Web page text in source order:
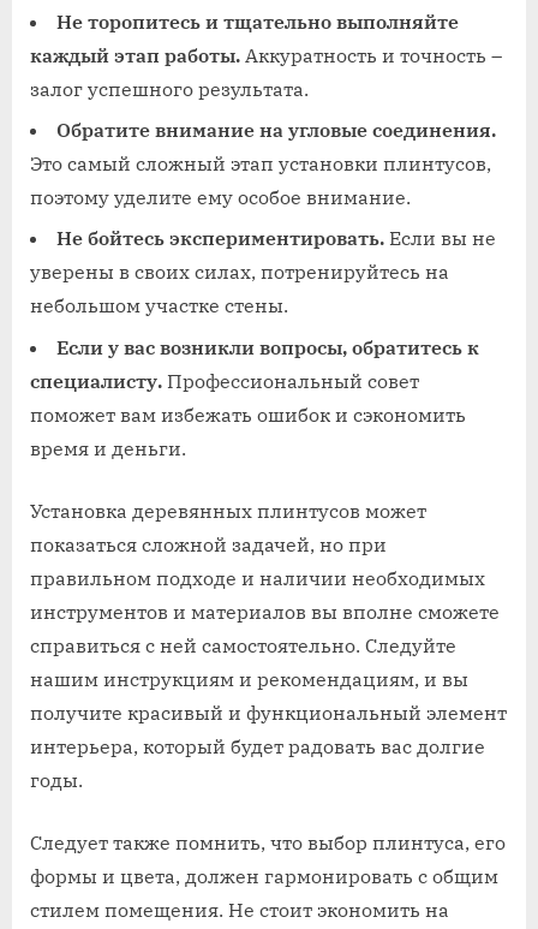
Не торопитесь и тщательно выполняйте
каждый этап работы. Аккуратность и точность –
залог успешного результата.
Обратите внимание на угловые соединения.
Это самый сложный этап установки плинтусов,
поэтому уделите ему особое внимание.
Не бойтесь экспериментировать. Если вы не
уверены в своих силах, потренируйтесь на
небольшом участке стены.
Если у вас возникли вопросы, обратитесь к
специалисту. Профессиональный совет
поможет вам избежать ошибок и сэкономить
время и деньги.
Установка деревянных плинтусов может
показаться сложной задачей, но при
правильном подходе и наличии необходимых
инструментов и материалов вы вполне сможете
справиться с ней самостоятельно. Следуйте
нашим инструкциям и рекомендациям, и вы
получите красивый и функциональный элемент
интерьера, который будет радовать вас долгие
годы.
Следует также помнить, что выбор плинтуса, его
формы и цвета, должен гармонировать с общим
стилем помещения. Не стоит экономить на